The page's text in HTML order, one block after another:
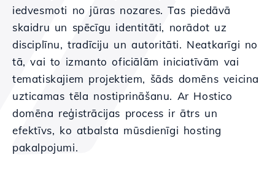
iedvesmoti no jūras nozares. Tas piedāvā
skaidru un spēcīgu identitāti, norādot uz
disciplīnu, tradīciju un autoritāti. Neatkarīgi no
tā, vai to izmanto oficiālām iniciatīvām vai
tematiskajiem projektiem, šāds domēns veicina
uzticamas tēla nostiprināšanu. Ar Hostico
domēna reģistrācijas process ir ātrs un
efektīvs, ko atbalsta mūsdienīgi hosting
pakalpojumi.